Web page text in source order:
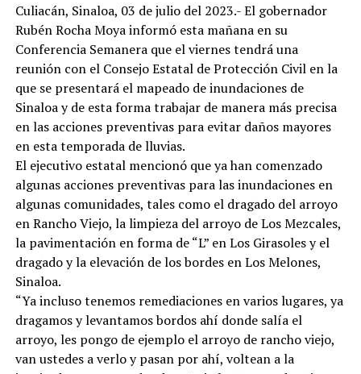
Culiacán, Sinaloa, 03 de julio del 2023.- El gobernador
Rubén Rocha Moya informó esta mañana en su
Conferencia Semanera que el viernes tendrá una
reunión con el Consejo Estatal de Protección Civil en la
que se presentará el mapeado de inundaciones de
Sinaloa y de esta forma trabajar de manera más precisa
en las acciones preventivas para evitar daños mayores
en esta temporada de lluvias.
El ejecutivo estatal mencionó que ya han comenzado
algunas acciones preventivas para las inundaciones en
algunas comunidades, tales como el dragado del arroyo
en Rancho Viejo, la limpieza del arroyo de Los Mezcales,
la pavimentación en forma de “L” en Los Girasoles y el
dragado y la elevación de los bordes en Los Melones,
Sinaloa.
“Ya incluso tenemos remediaciones en varios lugares, ya
dragamos y levantamos bordos ahí donde salía el
arroyo, les pongo de ejemplo el arroyo de rancho viejo,
van ustedes a verlo y pasan por ahí, voltean a la